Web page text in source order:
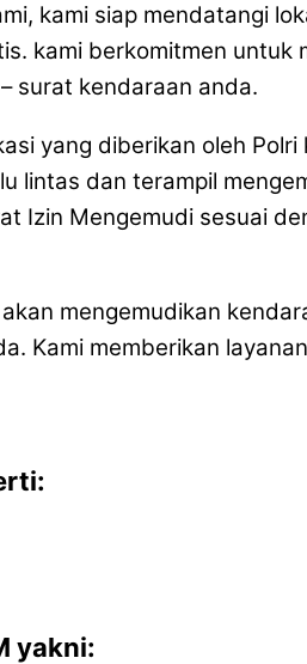
kami siap mendatangi
kami berkomitmen
surat kendaraan anda.
yang diberikan oleh
lintas dan terampil
Izin Mengemudi sesuai
mengemudikan
Kami memberikan
yakni: